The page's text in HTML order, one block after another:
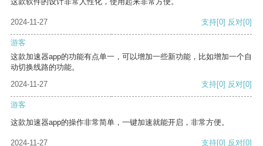
2024-11-27 支持[0] 反对[0]
游客
这款加速器app的功能有点单一，可以增加一些新功能，比如增加一个自
动切换线路的功能。
2024-11-27
支持[0] 反对[0]
游客
这款加速器app的操作非常简单，一键加速就能开启，非常方便。
2024-11-27 支持[0] 反对[0]